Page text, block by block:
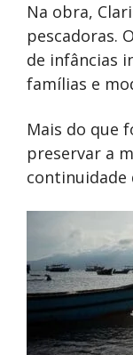
Na obra,
pescadoras.
de infâncias
famílias e
Mais do que
preservar a
continuidade